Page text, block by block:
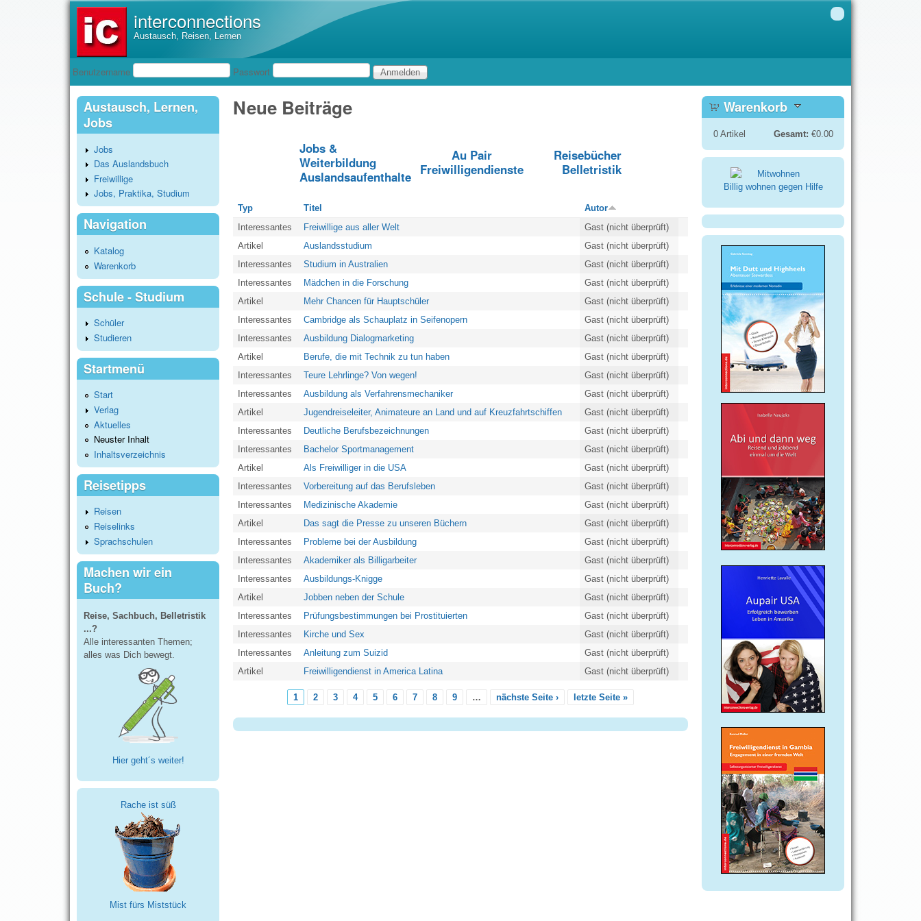
interconnections
Austausch, Reisen, Lernen
Benutzeranmeldung
Benutzername Passwort
Neue Beiträge
Jobs &
Weiterbildung
Auslandsaufenthalte
Au Pair
Freiwilligendienste
Reisebücher
Belletristik
Typ Titel
Autor
Interessantes
Freiwillige aus aller Welt
Gast (nicht überprüft)
Artikel
Auslandsstudium
Gast (nicht überprüft)
Interessantes
Studium in Australien
Gast (nicht überprüft)
Interessantes
Mädchen in die Forschung
Gast (nicht überprüft)
Artikel
Mehr Chancen für Hauptschüler
Gast (nicht überprüft)
Interessantes
Cambridge als Schauplatz in Seifenopern
Gast (nicht überprüft)
Interessantes
Ausbildung Dialogmarketing
Gast (nicht überprüft)
Artikel
Berufe, die mit Technik zu tun haben
Gast (nicht überprüft)
Interessantes
Teure Lehrlinge? Von wegen!
Gast (nicht überprüft)
Interessantes
Ausbildung als Verfahrensmechaniker
Gast (nicht überprüft)
Artikel
Jugendreiseleiter, Animateure an Land und auf Kreuzfahrtschiffen
Gast (nicht überprüft)
Interessantes
Deutliche Berufsbezeichnungen
Gast (nicht überprüft)
Interessantes
Bachelor Sportmanagement
Gast (nicht überprüft)
Artikel
Als Freiwilliger in die USA
Gast (nicht überprüft)
Interessantes
Vorbereitung auf das Berufsleben
Gast (nicht überprüft)
Interessantes
Medizinische Akademie
Gast (nicht überprüft)
Artikel
Das sagt die Presse zu unseren Büchern
Gast (nicht überprüft)
Interessantes
Probleme bei der Ausbildung
Gast (nicht überprüft)
Interessantes
Akademiker als Billigarbeiter
Gast (nicht überprüft)
Interessantes
Ausbildungs-Knigge
Gast (nicht überprüft)
Artikel
Jobben neben der Schule
Gast (nicht überprüft)
Interessantes
Prüfungsbestimmungen bei Prostituierten
Gast (nicht überprüft)
Interessantes
Kirche und Sex
Gast (nicht überprüft)
Interessantes
Anleitung zum Suizid
Gast (nicht überprüft)
Artikel
Freiwilligendienst in America Latina Gast (nicht überprüft)
1 2 3 4 5 6 7 8 9 … nächste Seite › letzte Seite »
Austausch, Lernen,
Jobs
Jobs
Das Auslandsbuch
Freiwillige
Jobs, Praktika, Studium
Navigation
Katalog
Warenkorb
Schule - Studium
Schüler
Studieren
Startmenü
Start
Verlag
Aktuelles
Neuster Inhalt
Inhaltsverzeichnis
Reisetipps
Reisen
Reiselinks
Sprachschulen
Machen wir ein
Buch?
Reise, Sachbuch, Belletristik
...?
Alle interessanten Themen;
alles was Dich bewegt.
Hier geht´s weiter!
Rache ist süß
Mist fürs Miststück
Warenkorb
0Artikel Gesamt: €0.00
Billig wohnen gegen Hilfe